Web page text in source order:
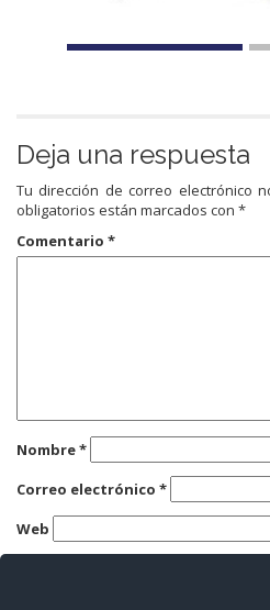
Deja una respuesta
Tu dirección de correo electrónico
obligatorios están marcados con *
Comentario *
Nombre*
Correo electrónico *
Web
Guarda mi nombre, correo